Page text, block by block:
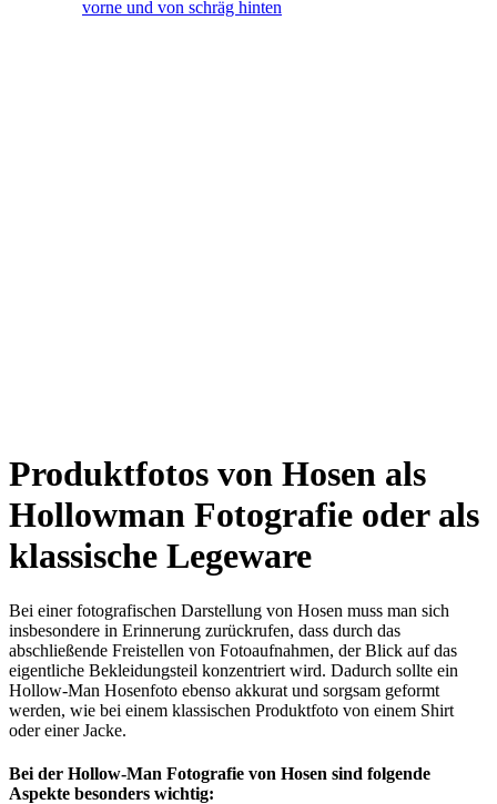
Produktfotos von Hosen als
Hollowman Fotografie oder als
klassische Legeware
Bei einer fotografischen Darstellung von Hosen muss man sich
insbesondere in Erinnerung zurückrufen, dass durch das
abschließende Freistellen von Fotoaufnahmen, der Blick auf das
eigentliche Bekleidungsteil konzentriert wird. Dadurch sollte ein
Hollow-Man Hosenfoto ebenso akkurat und sorgsam geformt
werden, wie bei einem klassischen Produktfoto von einem Shirt
oder einer Jacke.
Bei der Hollow-Man Fotografie von Hosen sind folgende
Aspekte besonders wichtig: